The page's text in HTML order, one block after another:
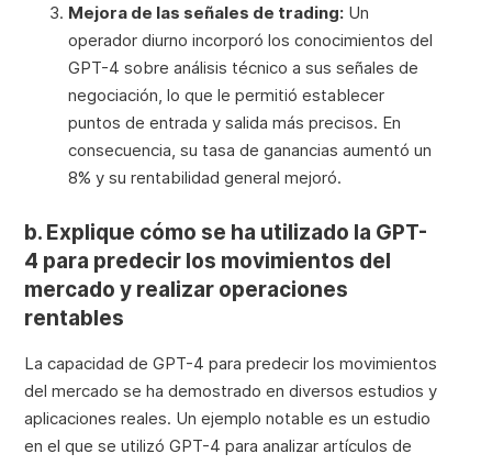
Mejora de las señales de trading: Un
operador diurno incorporó los conocimientos del
GPT-4 sobre análisis técnico a sus señales de
negociación, lo que le permitió establecer
puntos de entrada y salida más precisos. En
consecuencia, su tasa de ganancias aumentó un
8% y su rentabilidad general mejoró.
b. Explique cómo se ha utilizado la GPT-
4 para predecir los movimientos del
mercado y realizar operaciones
rentables
La capacidad de GPT-4 para predecir los movimientos
del mercado se ha demostrado en diversos estudios y
aplicaciones reales. Un ejemplo notable es unestudio
en el que se utilizó GPT-4 para analizar artículos de